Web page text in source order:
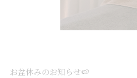
お盆休みのお知らせ🍉